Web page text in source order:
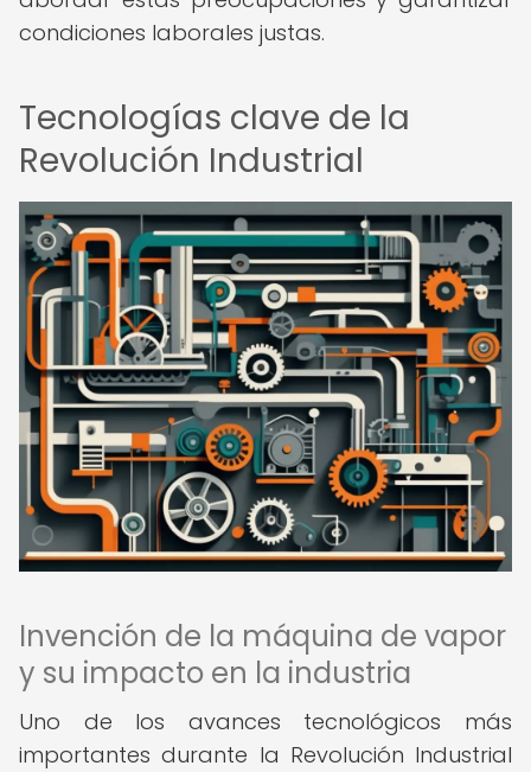
condiciones laborales justas.
Tecnologías clave de la
Revolución Industrial
Invención de la máquina de vapor
y su impacto en la industria
Uno de los avances tecnológicos más
importantes durante la Revolución Industrial